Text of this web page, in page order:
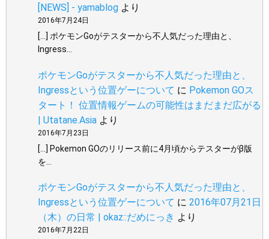
[NEWS] - yamablog より
2016年7月24日
[…] ポケモンGoがテスターから不人気だった理由と、
Ingress…
ポケモンGoがテスターから不人気だった理由と、
Ingressという位置ゲーについて に Pokemon GOス
タート！ 位置情報ゲームの可能性はまだまだ広がる
| Utatane.Asia より
2016年7月23日
[…] Pokemon GOのリリース前に4月頃からテスターがβ版
を…
ポケモンGoがテスターから不人気だった理由と、
Ingressという位置ゲーについて に 2016年07月21日
（木）の日常 | okaz::だめにっき より
2016年7月22日